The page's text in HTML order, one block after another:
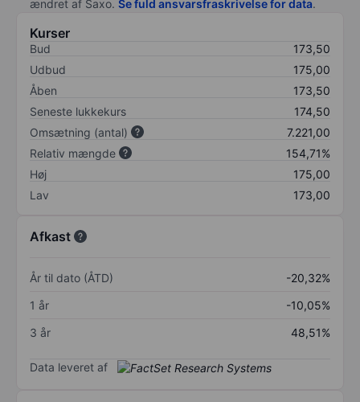
ændret af Saxo. Se fuld ansvarsfraskrivelse for data.
Kurser
Bud
173,50
Udbud
175,00
Åben
173,50
Seneste lukkekurs
174,50
Omsætning (antal)
7.221,00
Relativ mængde
154,71%
Høj
175,00
Lav
173,00
Afkast
År til dato (ÅTD)
-20,32%
1 år
-10,05%
3 år
48,51%
Data leveret af